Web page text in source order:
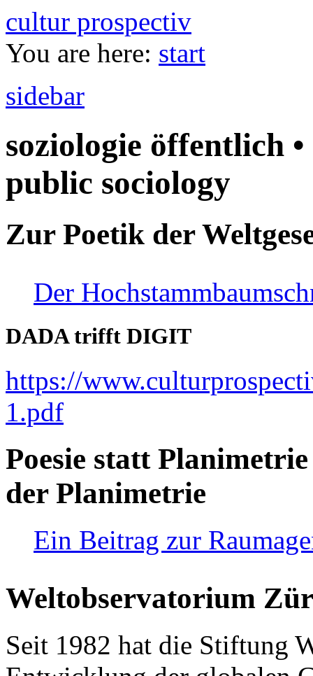
cultur prospectiv
You are here: start
sidebar
soziologie öffentlich
public sociology
Zur Poetik der
Der
DADA trifft DIGIT
https://
1.pdf
Poesie statt
der Planimetrie
Ein Beitrag zur
Weltobservatorium
Seit 1982 hat die Stiftung